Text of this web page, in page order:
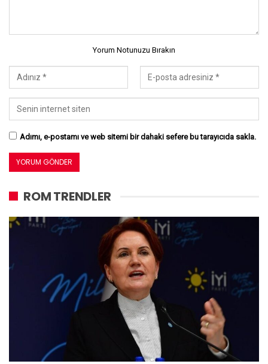
Yorum Notunuzu Bırakın
Adımı, e-postamı ve web sitemi bir dahaki sefere bu tarayıcıda sakla.
ROM TRENDLER